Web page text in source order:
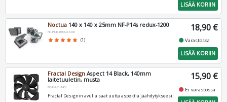
LISÄÄ KORIIN
Noctua 140 x 140 x 25mm NF-P14s redux-1200
NF-P14S-REDUX-1200
star star star star star (1)
18,90 €
fiber_manual_recordVarastossa
LISÄÄ KORIIN
Fractal Design Aspect 14 Black, 140mm
laitetuuletin, musta
FD-F-AS1-1401
Fractal Designin avulla saat uutta aspektia jäähdytykseesi!
15,90 €
fiber_manual_record Ei varastossa